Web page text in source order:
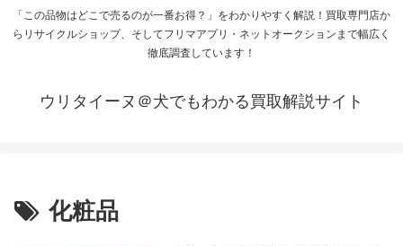
「この品物はどこで売るのが一番お得？」をわかりやすく解説！買取専門店か
らリサイクルショップ、そしてフリマアプリ・ネットオークションまで幅広く
徹底調査しています！
ウリタイーヌ＠犬でもわかる買取解説サイト
化粧品